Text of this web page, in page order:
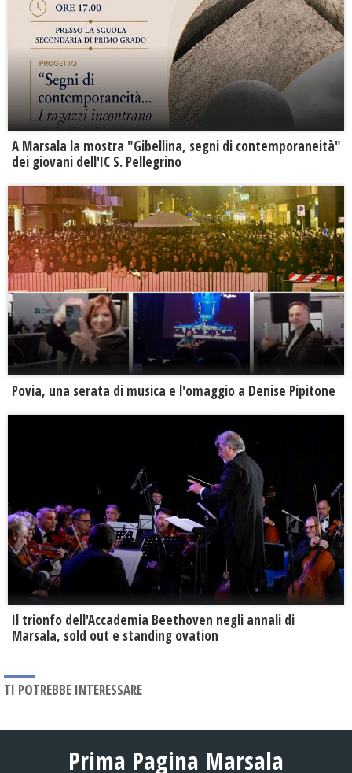
A Marsala la mostra "Gibellina, segni di contemporaneità"
dei giovani dell'IC S. Pellegrino
Povia, una serata di musica e l'omaggio a Denise Pipitone
Il trionfo dell'Accademia Beethoven negli annali di
Marsala, sold out e standing ovation
TI POTREBBE INTERESSARE
Prima Pagina Marsala